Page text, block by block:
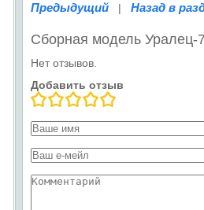
Предыдущий | Назад в
Сборная модель
Нет отзывов.
Добавить отзыв